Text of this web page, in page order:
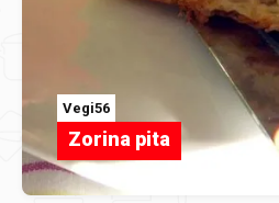
Vegi56
Zorina pita